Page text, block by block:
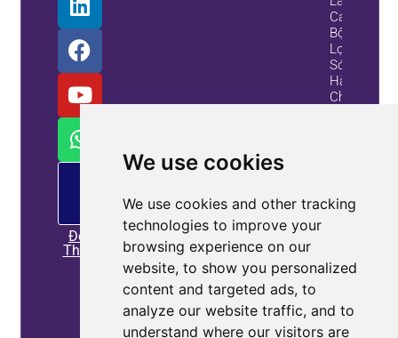
We use cookies
We use cookies and other tracking
technologies to improve your
browsing experience on our
website, to show you personalized
content and targeted ads, to
analyze our website traffic, and to
understand where our visitors are
Đọc
Thêm
Cách
Bộ
Lọc
Sóng
Hài
Chủ
Cấp
Hơn
Tin Tài